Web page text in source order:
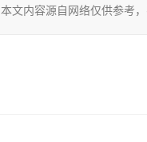
本文内容源自网络仅供参考